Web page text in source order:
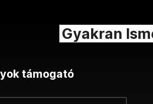
Gyakran
támogató